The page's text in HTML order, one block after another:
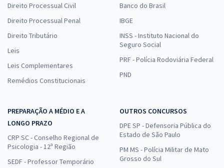
Direito Processual Civil
Direito Processual Penal
Direito Tributário
Leis
Leis Complementares
Remédios Constitucionais
Banco do Brasil
IBGE
INSS - Instituto Nacional do
Seguro Social
PRF - Polícia Rodoviária Federal
PND
PREPARAÇÃO A MÉDIO E A
LONGO PRAZO
CRP SC - Conselho Regional de
Psicologia - 12ª Região
SEDF - Professor Temporário
OUTROS CONCURSOS
DPE SP - Defensoria Pública do
Estado de São Paulo
PM MS - Polícia Militar de Mato
Grosso do Sul